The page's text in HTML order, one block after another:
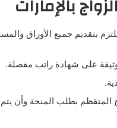
بالإمارات
بتقديم جميع الأوراق
على شهادة راتب مفصلة.
بطلب المنحة وأن يتم